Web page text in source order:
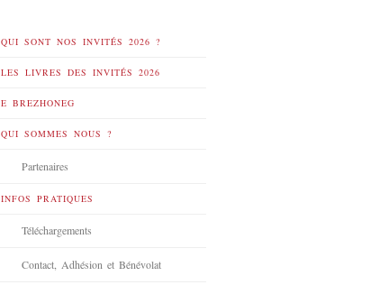
QUI SONT NOS INVITÉS 2026 ?
LES LIVRES DES INVITÉS 2026
E BREZHONEG
QUI SOMMES NOUS ?
Partenaires
INFOS PRATIQUES
Téléchargements
Contact, Adhésion et Bénévolat